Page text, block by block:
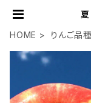
HOME
りんご品